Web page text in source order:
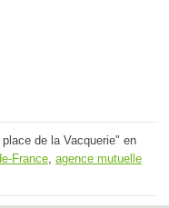
de la Vacquerie" en
France, agence mutuelle